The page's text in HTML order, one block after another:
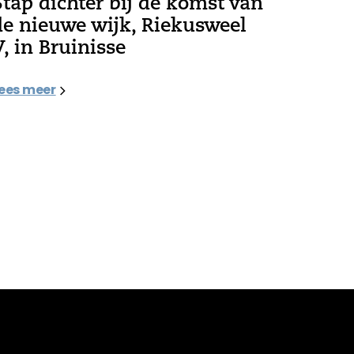
nieuwe wijk, Riekusweel
in Bruinisse
meer